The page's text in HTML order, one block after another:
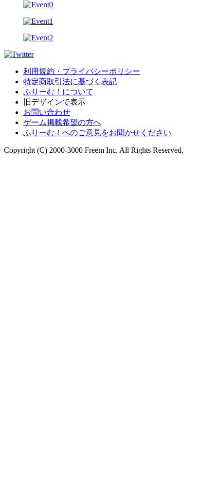
利用規約・プライバシーポリシー
特定商取引法に基づく表記
ふりーむ！について
旧デザインで表示
お問い合わせ
ゲーム掲載希望の方へ
ふりーむ！へのご意見をお聞かせください
Copyright (C) 2000-3000 Freem Inc. All Rights Reserved.